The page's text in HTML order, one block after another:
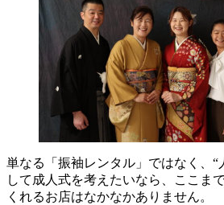
単なる「振袖レンタル」ではなく、“
して成人式を考えたいなら、ここま
くれるお店はなかなかありません。